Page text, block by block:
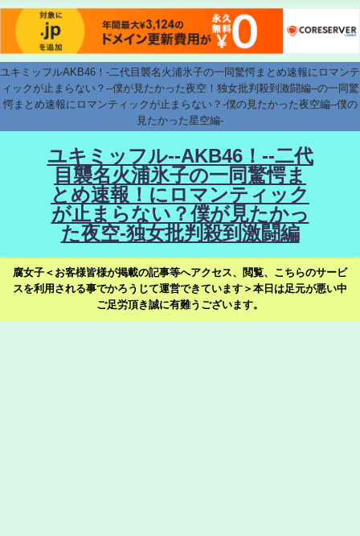
ユキミッフルAKB46！-二代目襲名火浦氷子の一同驚愕まとめ速報にロマンテ
ィックが止まらない？--僕が見たかった夜空！独女批判殺到激闘編--の一同驚
愕まとめ速報にロマンティックが止まらない？-僕の見たかった夜空編--僕の
見たかった星空編-
ユキミッフル--AKB46！--二代
目襲名火浦氷子の一同驚愕ま
とめ速報！にロマンティック
が止まらない？僕が見たかっ
た夜空-独女批判殺到激闘編
腐女子＜お客様皆様が掲載の記事等へアクセス、閲覧、こちらのサービ
スを利用される事でかろうじて運営できています＞本日は足元が悪い中
ご足労頂き誠に有難うございます。